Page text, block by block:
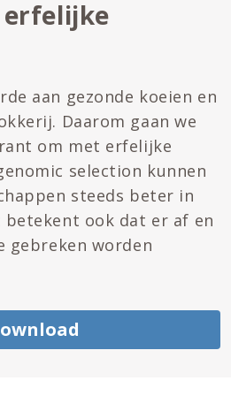
erfelijke
aan gezonde koeien en
Daarom gaan we
om met erfelijke
selection kunnen
steeds beter in
betekent ook dat er af en
gebreken worden